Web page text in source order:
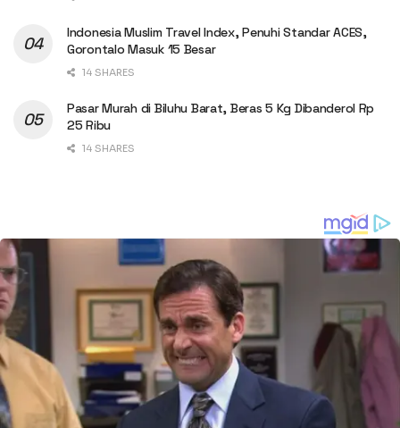
Indonesia Muslim Travel Index, Penuhi Standar ACES,
Gorontalo Masuk 15 Besar
14 SHARES
Pasar Murah di Biluhu Barat, Beras 5 Kg Dibanderol Rp
25 Ribu
14 SHARES